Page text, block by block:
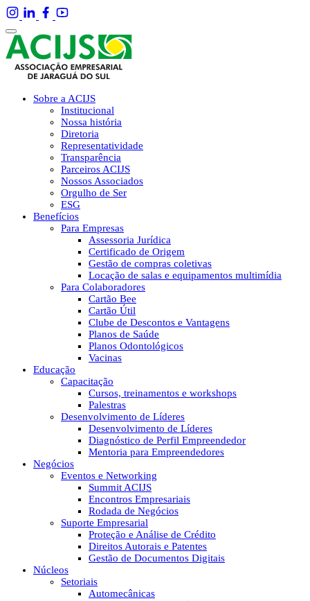
Sobre a ACIJS
Institucional
Nossa história
Diretoria
Representatividade
Transparência
Parceiros ACIJS
Nossos Associados
Orgulho de Ser
ESG
Benefícios
Para Empresas
Assessoria Jurídica
Certificado de Origem
Gestão de compras coletivas
Locação de salas e equipamentos multimídia
Para Colaboradores
Cartão Bee
Cartão Útil
Clube de Descontos e Vantagens
Planos de Saúde
Planos Odontológicos
Vacinas
Educação
Capacitação
Cursos, treinamentos e workshops
Palestras
Desenvolvimento de Líderes
Desenvolvimento de Líderes
Diagnóstico de Perfil Empreendedor
Mentoria para Empreendedores
Negócios
Eventos e Networking
Summit ACIJS
Encontros Empresariais
Rodada de Negócios
Suporte Empresarial
Proteção e Análise de Crédito
Direitos Autorais e Patentes
Gestão de Documentos Digitais
Núcleos
Setoriais
Automecânicas